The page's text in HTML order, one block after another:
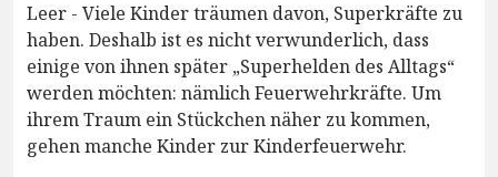
Leer - Viele Kinder träumen davon, Superkräfte zu
haben. Deshalb ist es nicht verwunderlich, dass
einige von ihnen später „Superhelden des Alltags“
werden möchten: nämlich Feuerwehrkräfte. Um
ihrem Traum ein Stückchen näher zu kommen,
gehen manche Kinder zur Kinderfeuerwehr.